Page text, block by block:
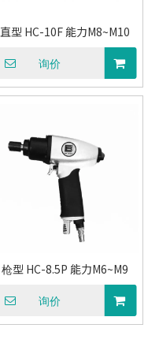
直型 HC-10F 能力M8~M10
询价
枪型 HC-8.5P 能力M6~M9
询价